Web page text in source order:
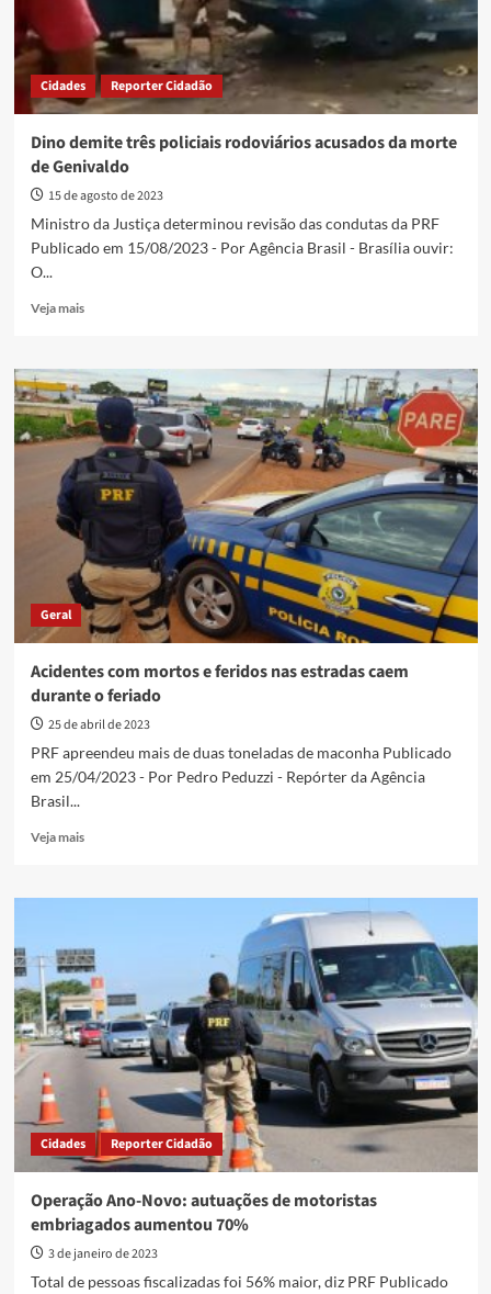
Cidades Reporter Cidadão
Dino demite três policiais rodoviários acusados da morte
de Genivaldo
15 de agosto de 2023
Ministro da Justiça determinou revisão das condutas da PRF
Publicado em 15/08/2023 - Por Agência Brasil - Brasília ouvir:
O...
Veja maisRead
Dino
demite
três
policiais
rodoviários
acusados
da
Genivaldo
Geral
Acidentes com mortos e feridos nas estradas caem
durante o feriado
25 de abril de 2023
PRF apreendeu mais de duas toneladas de maconha Publicado
em 25/04/2023 - Por Pedro Peduzzi - Repórter da Agência
Brasil...
Veja maisRead
Acidentes
e
feridos
nas
estradas
caem
durante
feriado
Cidades Reporter Cidadão
Operação Ano-Novo: autuações de motoristas
embriagados aumentou 70%
3 de janeiro de 2023
Total de pessoas fiscalizadas foi 56% maior, diz PRF Publicado